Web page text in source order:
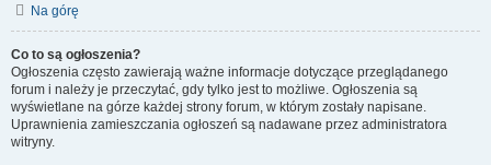
Na górę
Co to są ogłoszenia?
Ogłoszenia często zawierają ważne informacje dotyczące przeglądanego
forum i należy je przeczytać, gdy tylko jest to możliwe. Ogłoszenia są
wyświetlane na górze każdej strony forum, w którym zostały napisane.
Uprawnienia zamieszczania ogłoszeń są nadawane przez administratora
witryny.